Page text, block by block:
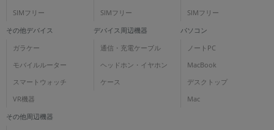
SIMフリー
SIMフリー
SIMフリー
その他デバイス
ガラケー
モバイルルーター
スマートウォッチ
VR機器
デバイス周辺機器
通信・充電ケーブル
ヘッドホン・イヤホン
ケース
パソコン
ノートPC
MacBook
デスクトップ
Mac
その他周辺機器